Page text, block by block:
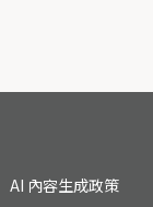
AI 內容生成政策